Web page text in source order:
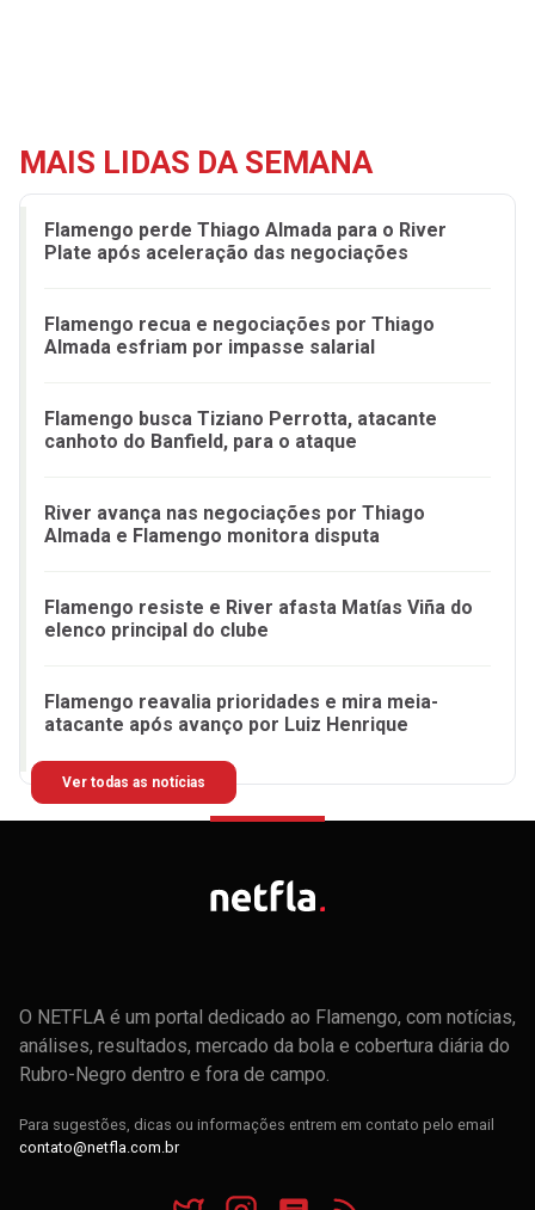
MAIS LIDAS DA SEMANA
Flamengo perde Thiago Almada para o River
Plate após aceleração das negociações
Flamengo recua e negociações por Thiago
Almada esfriam por impasse salarial
Flamengo busca Tiziano Perrotta, atacante
canhoto do Banfield, para o ataque
River avança nas negociações por Thiago
Almada e Flamengo monitora disputa
Flamengo resiste e River afasta Matías Viña do
elenco principal do clube
Flamengo reavalia prioridades e mira meia-
atacante após avanço por Luiz Henrique
Ver todas as notícias
O NETFLA é um portal dedicado ao Flamengo, com notícias,
análises, resultados, mercado da bola e cobertura diária do
Rubro-Negro dentro e fora de campo.
Para sugestões, dicas ou informações entrem em contato pelo email
contato@netfla.com.br